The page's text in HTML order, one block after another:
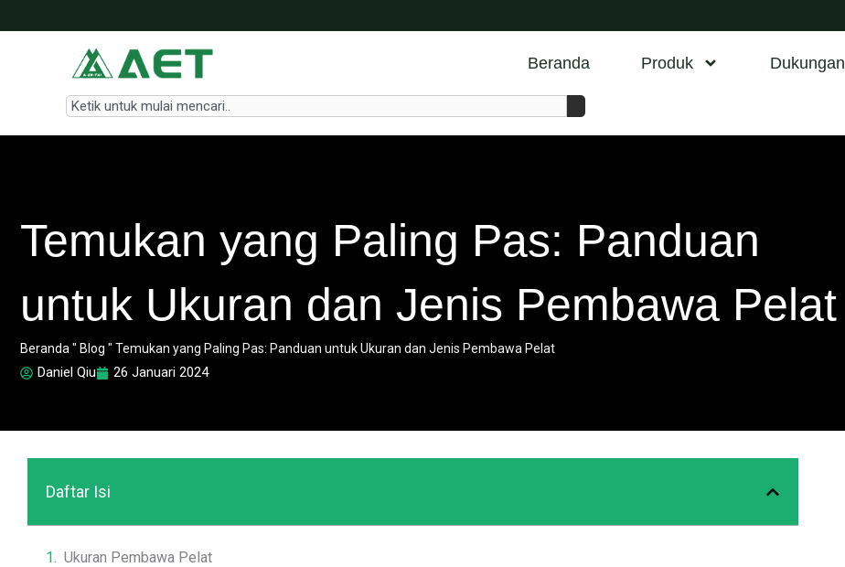
ke
Beranda Produk Dukungan
Search
Temukan yang Paling Pas: Panduan
untuk Ukuran dan Jenis Pembawa Pelat
Beranda " Blog " Temukan yang Paling Pas: Panduan untuk Ukuran dan Jenis Pembawa Pelat
Daniel Qiu 26 Januari 2024
Daftar Isi
Ukuran Pembawa Pelat